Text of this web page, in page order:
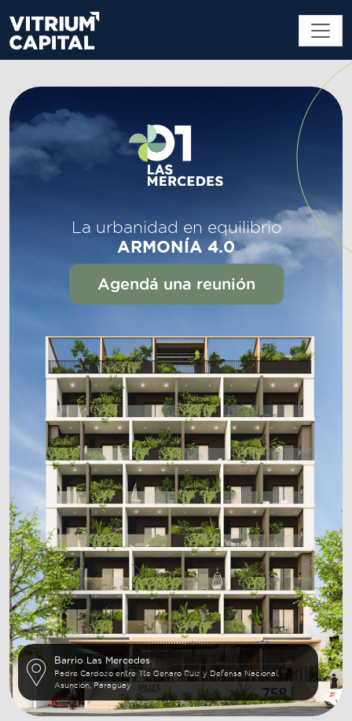
La urbanidad en equilibrio
ARMONÍA 4.0
Agendá una reunión
Barrio Las Mercedes
Padre Cardozo entre Tte Genaro Ruiz y Defensa Nacional,
Asunción, Paraguay